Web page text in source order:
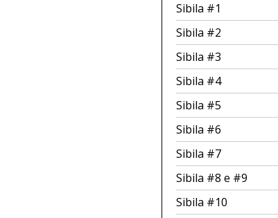
Sibila #1
Sibila #2
Sibila #3
Sibila #4
Sibila #5
Sibila #6
Sibila #7
Sibila #8 e #9
Sibila #10